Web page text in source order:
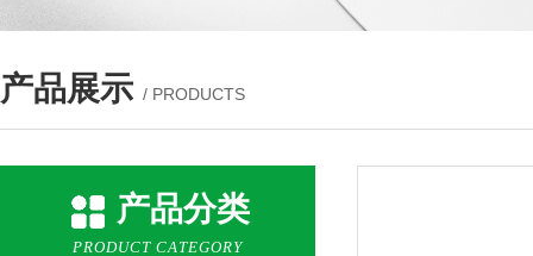
产品展示 / PRODUCTS
产品分类
PRODUCT CATEGORY